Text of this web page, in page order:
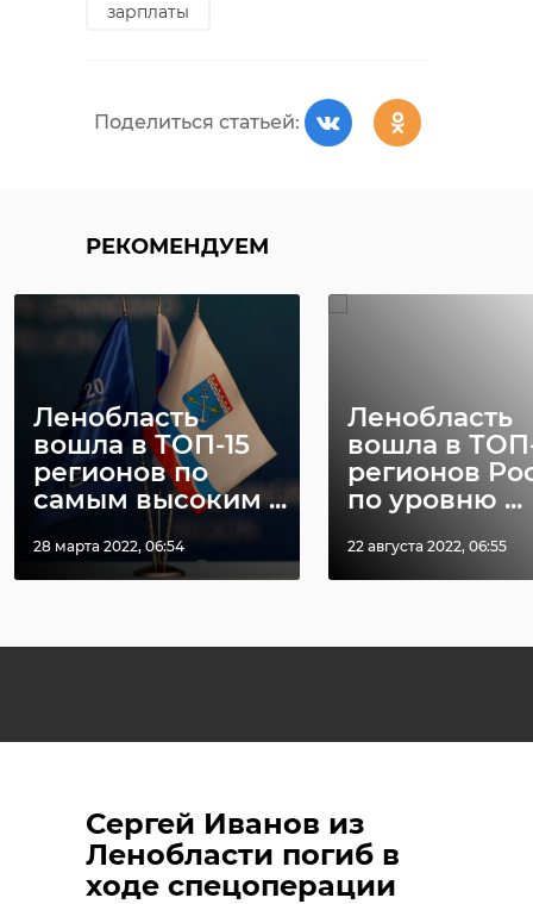
зарплаты
Поделиться статьей:
РЕКОМЕНДУЕМ
Ленобласть
вошла в ТОП-15
регионов по
самым высоким ...
28 марта 2022, 06:54
Ленобласть
вошла в
регионов
по уровню ...
22 августа 2022, 06:55
Сергей Иванов из
Ленобласти погиб в
ходе спецоперации